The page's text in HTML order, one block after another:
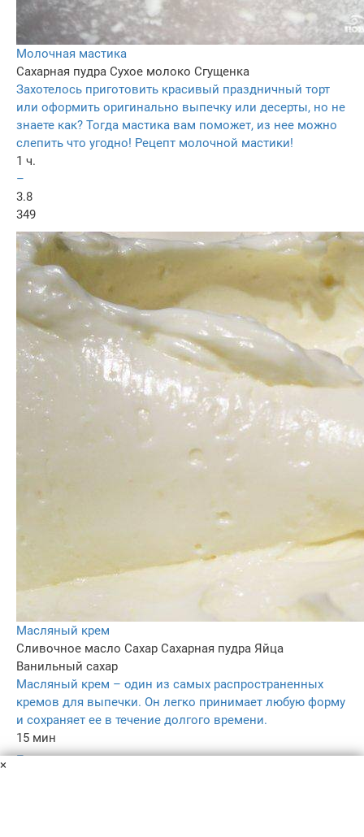
Молочная мастика
Сахарная пудра Сухое молоко Сгущенка
Захотелось приготовить красивый праздничный торт
или оформить оригинально выпечку или десерты, но не
знаете как? Тогда мастика вам поможет, из нее можно
слепить что угодно! Рецепт молочной мастики!
1 ч.
–
3.8
349
Масляный крем
Сливочное масло Сахар Сахарная пудра Яйца
Ванильный сахар
Масляный крем – один из самых распространенных
кремов для выпечки. Он легко принимает любую форму
и сохраняет ее в течение долгого времени.
15 мин
–
×